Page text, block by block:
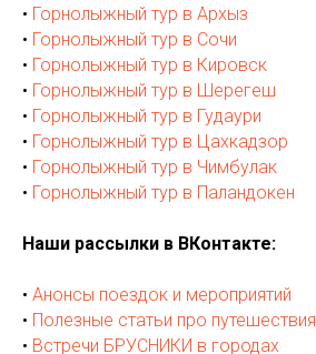
• Горнолыжный тур в Архыз
• Горнолыжный тур в Сочи
• Горнолыжный тур в Кировск
• Горнолыжный тур в Шерегеш
• Горнолыжный тур в Гудаури
• Горнолыжный тур в Цахкадзор
• Горнолыжный тур в Чимбулак
• Горнолыжный тур в Паландокен
Наши рассылки в ВКонтакте:
• Анонсы поездок и мероприятий
• Полезные статьи про путешествия
• Встречи БРУСНИКИ в городах